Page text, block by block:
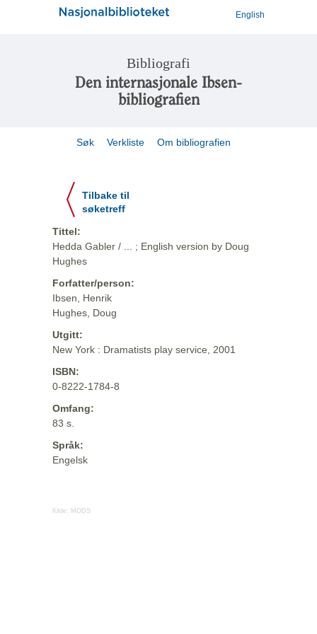
English
Bibliografi
Den internasjonale Ibsen-
bibliografien
Søk Verkliste Om bibliografien
Tilbake til
søketreff
Tittel:
Hedda Gabler / ... ; English version by Doug
Hughes
Forfatter/person:
Ibsen, Henrik
Hughes, Doug
Utgitt:
New York : Dramatists play service, 2001
ISBN:
0-8222-1784-8
Omfang:
83 s.
Språk:
Engelsk
Kilde: MODS